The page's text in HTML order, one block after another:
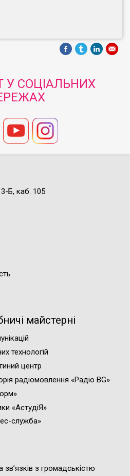
У СОЦІАЛЬНИХ
Б, каб. 105
майстерні
технологій
центр
радіомовлення «Радіо BG»
«АстудіЯ»
служба»
з громадськістю